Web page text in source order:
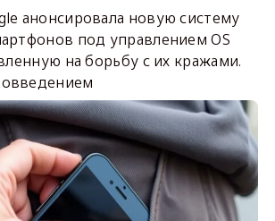
анонсировала новую систему
под управлением OS
на борьбу с их кражами.